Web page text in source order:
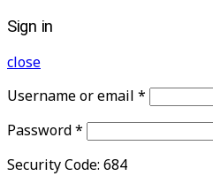
Sign in
close
Username or email *
Password*
Security Code: 684